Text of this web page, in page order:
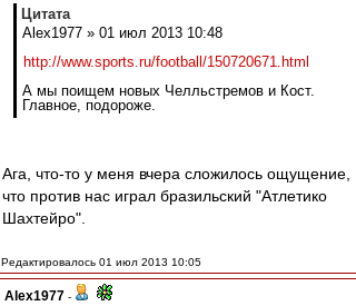
Цитата
Alex1977 » 01 июл 2013 10:48
http://www.sports.ru/football/150720671.html
А мы поищем новых Челльстремов и Кост.
Главное, подороже.
Ага, что-то у меня вчера сложилось ощущение,
что против нас играл бразильский "Атлетико
Шахтейро".
Редактировалось 01 июл 2013 10:05
Alex1977 -